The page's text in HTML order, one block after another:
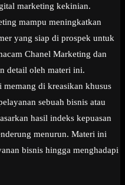
marketing kekinian.
mampu meningkatkan
yang siap di prospek untuk
Chanel Marketing dan
detail oleh materi ini.
memang di kreasikan khusus
sebuah bisnis atau
hasil indeks kepuasan
menurun. Materi ini
bisnis hingga menghadapi